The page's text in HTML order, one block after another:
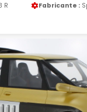
R Fabricante :